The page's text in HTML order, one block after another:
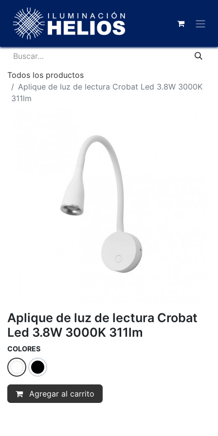
Todos los productos
Aplique de luz de lectura Crobat Led 3.8W 3000K
311lm
Aplique de luz de lectura Crobat
Led 3.8W 3000K 311lm
COLORES
Agregar al carrito